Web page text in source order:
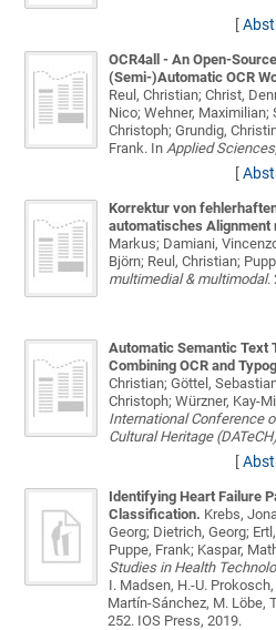
[
OCR4all - An Open-
(Semi-)Automatic OCR
Reul, Christian; Christ,
Nico; Wehner, Maximilian;
Christoph; Grundig,
Frank. In Applied Sciences
[
Korrektur von
automatisches Alignment
Markus; Damiani,
Björn; Reul, Christian;
multimedial & multimodal.
Automatic Semantic Text
Combining OCR and
Christian; Göttel,
Christoph; Würzner, Kay-
International Conference
Cultural Heritage
[
Identifying Heart Failure
Classification. Krebs,
Georg; Dietrich, Georg;
Puppe, Frank; Kaspar,
Studies in Health
I. Madsen, H.-U.
Martín-Sánchez, M. Löbe,
252. IOS Press, 2019.